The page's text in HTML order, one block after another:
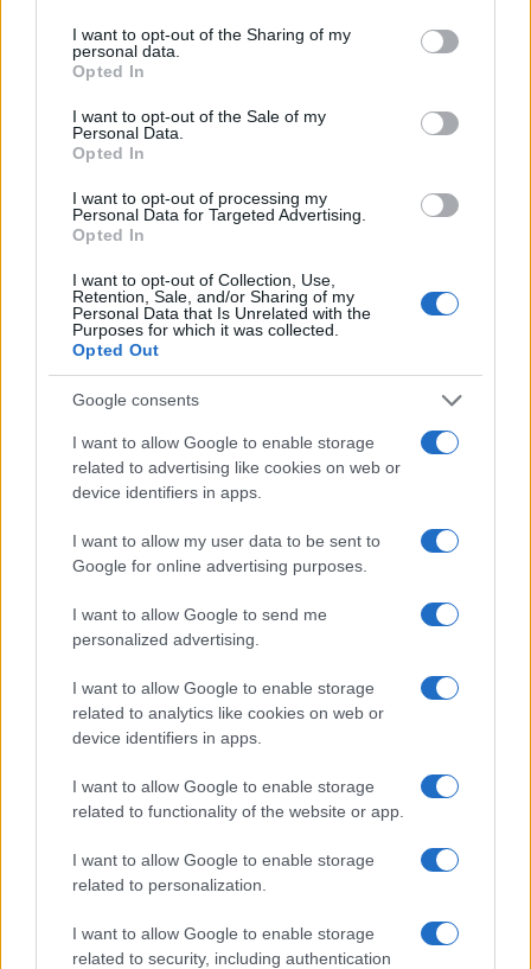
not limited to your visit or usage behaviour. You may click to
grant or deny consent to Google and its third-party tags to
use your data for below specified purposes in below Google
consent section.
I want to opt-out of the Sharing of my
personal data.
Opted In
I want to opt-out of the Sale of my
Personal Data.
Opted In
I want to opt-out of processing my
Personal Data for Targeted Advertising.
Opted In
I want to opt-out of Collection, Use,
Retention, Sale, and/or Sharing of my
Personal Data that Is Unrelated with the
Purposes for which it was collected.
Opted Out
Google consents
I want to allow Google to enable storage
related to advertising like cookies on web or
device identifiers in apps.
I want to allow my user data to be sent to
Google for online advertising purposes.
I want to allow Google to send me
personalized advertising.
I want to allow Google to enable storage
related to analytics like cookies on web or
device identifiers in apps.
I want to allow Google to enable storage
related to functionality of the website or app.
I want to allow Google to enable storage
related to personalization.
I want to allow Google to enable storage
related to security, including authentication
αποδοτικότητας
«Η οικογένεια Μπας
φέρεται να βρίσκεται κοντά
Βιλερμπάν»
Γεωργία για την πρώτη νίκη
στο Ευρωμπάσκετ U16 (live
Χρηματιστήριο Αθηνών: Εβδομαδιαία άνοδος 1,76%, κέρδη
Τράπεζα: Με «προίκα» 2
δισ. ευρώ ανοίγει δρόμο για
δάνεια έως 5 δισ. σε
λύση στο ζήτημα των
πινακίδων κυκλοφορίας -